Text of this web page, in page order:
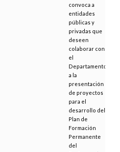
convoca a
entidades
públicas y
privadas que
deseen
colaborar con
el
Departamento
a la
presentación
de proyectos
para el
desarrollo del
Plan de
Formación
Permanente
del